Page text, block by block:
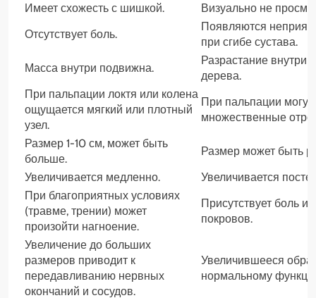
Имеет схожесть с шишкой.
Визуально не
Отсутствует боль.
Появляются
при сгибе сустава.
Масса внутри подвижна.
Разрастание внутри
дерева.
При пальпации локтя или колена
ощущается мягкий или плотный
узел.
При пальпации
множественные
Размер 1-10 см, может быть
больше.
Размер может быть
Увеличивается медленно.
Увеличивается
При благоприятных условиях
(травме, трении) может
произойти нагноение.
Присутствует боль и
покровов.
Увеличение до больших
размеров приводит к
передавливанию нервных
окончаний и сосудов.
Увеличившееся
нормальному